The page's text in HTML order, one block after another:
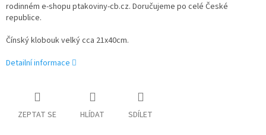
rodinném e-shopu ptakoviny-cb.cz. Doručujeme po celé České
republice.
Čínský klobouk velký cca 21x40cm.
Detailní informace
ZEPTAT SE HLÍDAT SDÍLET